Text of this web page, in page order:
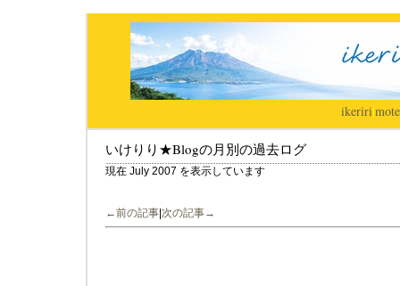
ikeriri|
いけりり★Blogの月別の過去ログ
現在 July 2007 を表示しています
←前の記事 次の記事→